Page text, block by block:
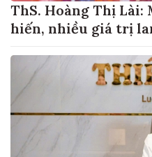
ThS. Hoàng Thị
hiến, nhiều giá trị